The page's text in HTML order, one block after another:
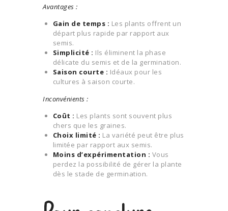
Avantages :
Gain de temps : Les plants offrent un
départ plus rapide par rapport aux
semis.
Simplicité : Ils éliminent la phase
délicate du semis et de la germination.
Saison courte : Idéaux pour les
cultures à saison courte.
Inconvénients :
Coût : Les plants sont souvent plus
chers que les graines.
Choix limité : La variété peut être plus
limitée par rapport aux semis.
Moins d’expérimentation : Vous
perdez la possibilité de gérer la plante
dès le stade de germination.